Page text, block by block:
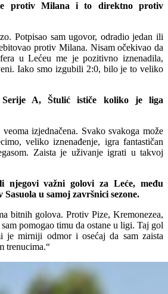
protiv Milana i to direktno protiv
Potpisao sam ugovor, odradio jedan ili
protiv Milana. Nisam očekivao da
u Lećeu me je pozitivno iznenadila,
Iako smo izgubili 2:0, bilo je to veliko
A, Štulić ističe koliko je liga
izjednačena. Svako svakoga može
veliko iznenađenje, igra fantastičan
Zaista je uživanje igrati u takvoj
njegovi važni golovi za Leće, među
u samoj završnici sezone.
bitnih golova. Protiv Pize, Kremonezea,
pomogao timu da ostane u ligi. Taj gol
je mirniji odmor i osećaj da sam zaista
trenucima.“